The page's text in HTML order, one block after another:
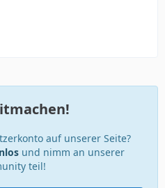
auf unserer Seite?
und nimm an unserer
teil!